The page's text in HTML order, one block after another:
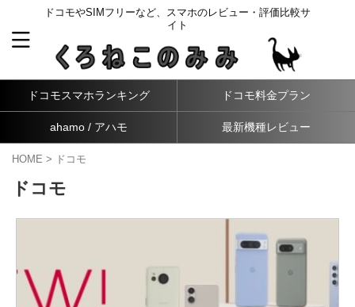
ドコモやSIMフリーなど、スマホのレビュー・評価比較サ
イト
ドコモスマホランキング ドコモ料金プラン
ahamo / アハモ 最新機種レビュー
HOME > ドコモ
ドコモ